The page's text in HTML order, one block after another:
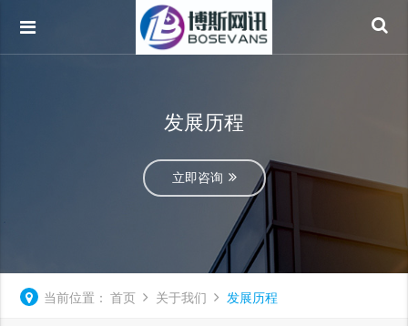
发展历程
立即咨询
当前位置： 首页 关于我们 发展历程